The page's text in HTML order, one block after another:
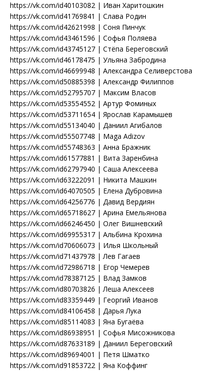
https://vk.com/id40103082 | Иван Харитошкин
https://vk.com/id41769841 | Слава Родин
https://vk.com/id42621998 | Соня Пинчук
https://vk.com/id43461596 | Софья Поляева
https://vk.com/id43745127 | Стёпа Береговский
https://vk.com/id46178475 | Ульяна Забродина
https://vk.com/id46699948 | Александра Селиверстова
https://vk.com/id50885398 | Александр Филиппов
https://vk.com/id52795707 | Максим Власов
https://vk.com/id53554552 | Артур Фоминых
https://vk.com/id53711654 | Ярослав Карамышев
https://vk.com/id55134040 | Даниил Агибалов
https://vk.com/id55507748 | Maga Adizov
https://vk.com/id55748363 | Анна Бражник
https://vk.com/id61577881 | Вита Заренбина
https://vk.com/id62797940 | Саша Алексеева
https://vk.com/id63222091 | Никита Машкин
https://vk.com/id64070505 | Елена Дубровина
https://vk.com/id64256776 | Давид Вердиян
https://vk.com/id65718627 | Арина Емельянова
https://vk.com/id66246450 | Олег Вишневский
https://vk.com/id69955317 | Альбина Крохина
https://vk.com/id70606073 | Илья Школьный
https://vk.com/id71437978 | Лев Гагаев
https://vk.com/id72986718 | Егор Чемерев
https://vk.com/id78387125 | Влад Замков
https://vk.com/id80703826 | Леша Алексеев
https://vk.com/id83359449 | Георгий Иванов
https://vk.com/id84106458 | Дарья Лука
https://vk.com/id85114083 | Яна Бугаёва
https://vk.com/id86938951 | Софья Мисожникова
https://vk.com/id87633189 | Даниил Береговский
https://vk.com/id89694001 | Петя Шматко
https://vk.com/id91853722 | Яна Коффинг